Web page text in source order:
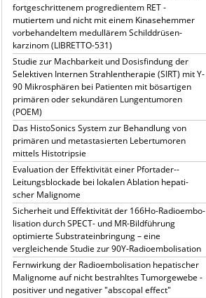
fortgeschrittenem progredientem RET -
mutiertem und nicht mit einem Kinasehemmer
vorbehandeltem medullärem Schilddrüsen-
karzinom (LIBRETTO-531)
Studie zur Machbarkeit und Dosisfindung der
Selektiven Internen Strahlentherapie (SIRT) mit Y-
90 Mikrosphären bei Patienten mit bösartigen
primären oder sekundären Lungentumoren
(POEM)
Das HistoSonics System zur Behandlung von
primären und metastasierten Lebertumoren
mittels Histotripsie
Evaluation der Effektivität einer Pfortader-­
Leitungsblockade bei lokalen Ablation hepati­
scher Malignome
Sicherheit und Effektivität der 166Ho-Radio­embo­
lisa­tion durch SPECT- und MR-Bildführung
optimierte Substrateinbringung – eine
vergleichende Studie zur 90Y‑Radioembolisation
Fernwirkung der Radioembolisation hepatischer
Malignome auf nicht bestrahltes Tumorgewebe -
positiver und negativer "abscopal effect"